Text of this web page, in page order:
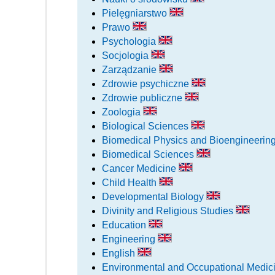
Pielęgniarstwo
Prawo
Psychologia
Socjologia
Zarządzanie
Zdrowie psychiczne
Zdrowie publiczne
Zoologia
Biological Sciences
Biomedical Physics and Bioengineering
Biomedical Sciences
Cancer Medicine
Child Health
Developmental Biology
Divinity and Religious Studies
Education
Engineering
English
Environmental and Occupational